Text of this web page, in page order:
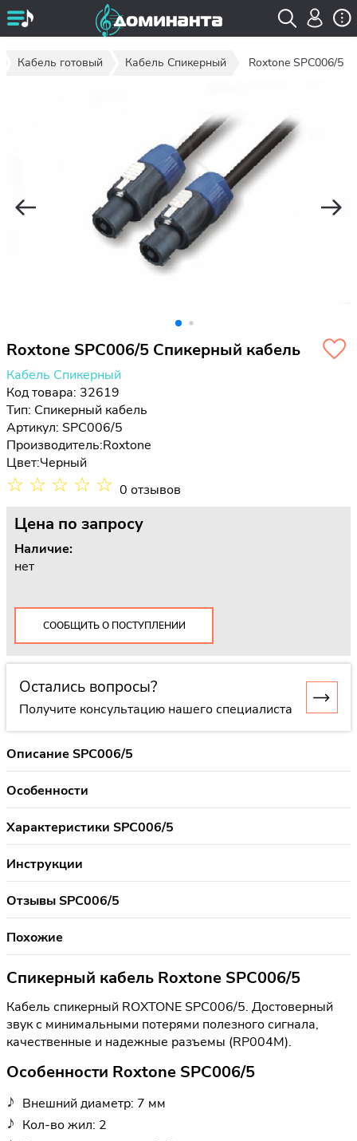
Кабель готовый Кабель Спикерный Roxtone SPC006/5
Roxtone SPC006/5 Спикерный кабель
Кабель Спикерный
Код товара: 32619
Тип: Спикерный кабель
Артикул: SPC006/5
Производитель:Roxtone
Цвет:Черный
☆ ☆ ☆ ☆ ☆ 0 отзывов
Цена по запросу
Наличие:
нет
СООБЩИТЬ О ПОСТУПЛЕНИИ
Остались вопросы?
Получите консультацию нашего специалиста
Описание SPC006/5
Особенности
Характеристики SPC006/5
Инструкции
Отзывы SPC006/5
Похожие
Спикерный кабель Roxtone SPC006/5
Кабель спикерный ROXTONE SPC006/5. Достоверный
звук с минимальными потерями полезного сигнала,
качественные и надежные разъемы (RP004M).
Особенности Roxtone SPC006/5
Внешний диаметр: 7 мм
Кол-во жил: 2